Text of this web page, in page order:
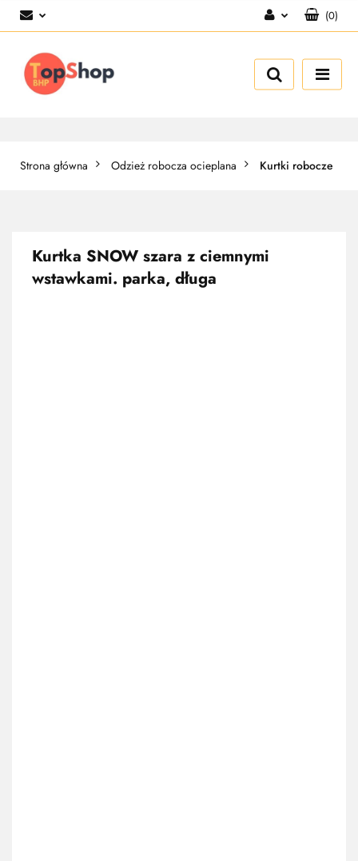
Zarejestruj się
(0)
Strona główna Odzież robocza ocieplana Kurtki robocze
Kurtka SNOW szara z ciemnymi
wstawkami. parka, długa